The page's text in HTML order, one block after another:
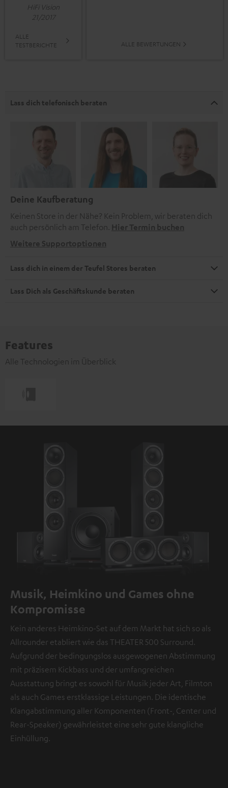
HiFi Vision
21/2017
ALLE
TESTBERICHTE
ALLE BEWERTUNGEN
Lass dich telefonisch beraten
Deine Kaufberatung
Keinen Store in der Nähe? Kein Problem, wir beraten dich
auch persönlich am Telefon. Hier Termin buchen
Weitere Supportoptionen
Lass dich in einem der Teufel Stores beraten
Lass Dich als Geschäftskunde beraten
Features
Alle Technologien im Überblick
Musik, Heimkino und Games ohne
Kompromisse
Kein anderes Heimkino-Set auf dem Markt hat sich so als
Allrounder etabliert wie das THEATER 500 Surround.
Aufgrund der bedingungslos ausgewogenen Abstimmung
mit präzisem Kickbass und der umfangreichen
Ausstattung bringt es sowohl für Musik jeder Art, Filmton
als auch Games erstklassige Leistungen. Die identische
Klangabstimmung aller Komponenten (Front-, Center und
Rear-Speaker) gewährleistet eine sehr gute klangliche
Einhüllung.